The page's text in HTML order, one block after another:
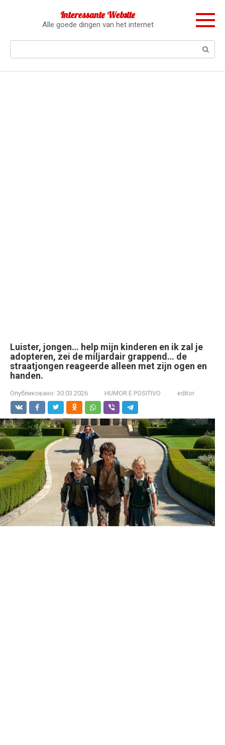
Interessante Website
Alle goede dingen van het internet
Luister, jongen… help mijn kinderen en ik zal je
adopteren, zei de miljardair grappend… de
straatjongen reageerde alleen met zijn ogen en
handen.
Опубликовано: 30.03.2026 HUMOR E POSITIVO editor